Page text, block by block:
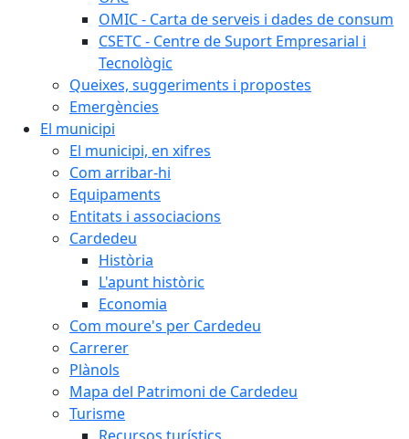
OMIC - Carta de serveis i dades de consum
CSETC - Centre de Suport Empresarial i
Tecnològic
Queixes, suggeriments i propostes
Emergències
El municipi
El municipi, en xifres
Com arribar-hi
Equipaments
Entitats i associacions
Cardedeu
Història
L'apunt històric
Economia
Com moure's per Cardedeu
Carrerer
Plànols
Mapa del Patrimoni de Cardedeu
Turisme